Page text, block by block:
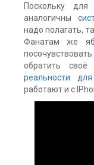
Поскольку для
аналогичны
надо полагать,
Фанатам же
обратить
реальности
работают и с